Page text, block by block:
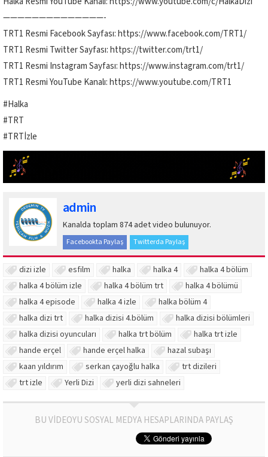
——————————————-
TRT1 Resmi Facebook Sayfası: https://www.facebook.com/TRT1/
TRT1 Resmi Twitter Sayfası: https://twitter.com/trt1/
TRT1 Resmi Instagram Sayfası: https://www.instagram.com/trt1/
TRT1 Resmi YouTube Kanalı: https://www.youtube.com/TRT1
#Halka
#TRT
#TRTİzle
admin
Kanalda toplam 874 adet video bulunuyor.
Facebookta Paylaş Twitterda Paylaş
dizi izle esfilm halka halka 4
halka 4 bölüm
halka 4 bölüm izle
halka 4 bölüm trt
halka 4 bölümü
halka 4 episode
halka 4 izle
halka bölüm 4
halka dizi trt
halka dizisi 4.bölüm
halka dizisi bölümleri
halka dizisi oyuncuları
halka trt bölüm
halka trt izle
hande erçel
hande erçel halka
hazal subaşı
kaan yıldırım
serkan çayoğlu halka
trt dizileri
trt izle
Yerli Dizi yerli dizi sahneleri
BU VİDEOYU SOSYAL MEDYA HESAPLARINDA PAYLAŞ